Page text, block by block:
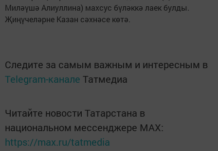
Миләүшә Алиуллина) махсус бүләккә лаек булды.
Җиңүчеләрне Казан сәхнәсе көтә.
Следите за самым важным и интересным в
Telegram-канале Татмедиа
Читайте новости Татарстана в
национальном мессенджере MАХ:
https://max.ru/tatmedia